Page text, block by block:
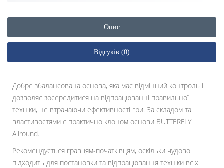
Опис
Відгуків (0)
Добре збалансована основа, яка має відмінний контроль і
дозволяє зосередитися на відпрацюванні правильної
техніки, не втрачаючи ефективності гри. За складом та
властивостями є практично клоном основи BUTTERFLY
Allround.
Рекомендується гравцям-початківцям, оскільки чудово
підходить для постановки та відпрацювання техніки всіх